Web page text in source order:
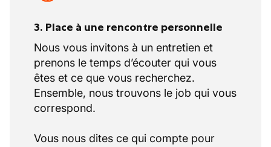
3. Place à une rencontre personnelle
Nous vous invitons à un entretien et
prenons le temps d’écouter qui vous
êtes et ce que vous recherchez.
Ensemble, nous trouvons le job qui vous
correspond.
Vous nous dites ce qui compte pour